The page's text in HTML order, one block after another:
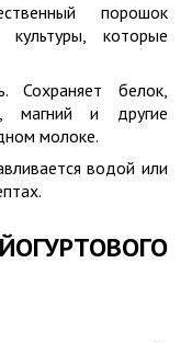
порошок
которые
Сохраняет белок,
магний и другие
молоке.
водой или